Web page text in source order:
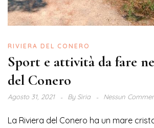
RIVIERA DEL CONERO
Sport e attività da fare
del Conero
Agosto 31, 2021 BySiria Nessun
La Riviera del Conero ha un mare